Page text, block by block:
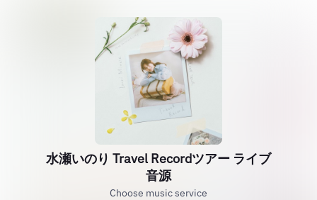
水瀬いのり Travel Recordツアー ライブ
音源
Choose music service